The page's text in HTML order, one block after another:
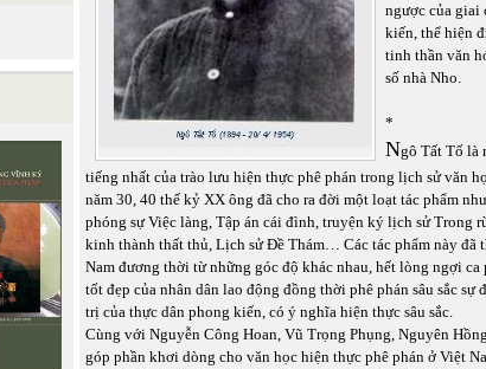
ngược của giai
kiến, thể hiện
tinh thần văn
số nhà Nho.
*
Ngô Tất Tố là
tiếng nhất của trào lưu hiện thực phê phán trong lịch sử văn
năm 30, 40 thế kỷ XX ông đã cho ra đời một loạt tác phẩm
phóng sự Việc làng, Tập án cái đình, truyện ký lịch sử Trong
kinh thành thất thủ, Lịch sử Đề Thám… Các tác phẩm này đã
Nam đương thời từ những góc độ khác nhau, hết lòng ngợi ca
tốt đẹp của nhân dân lao động đồng thời phê phán sâu sắc
trị của thực dân phong kiến, có ý nghĩa hiện thực sâu sắc.
Cùng với Nguyễn Công Hoan, Vũ Trọng Phụng, Nguyên
góp phần khơi dòng cho văn học hiện thực phê phán ở Việt